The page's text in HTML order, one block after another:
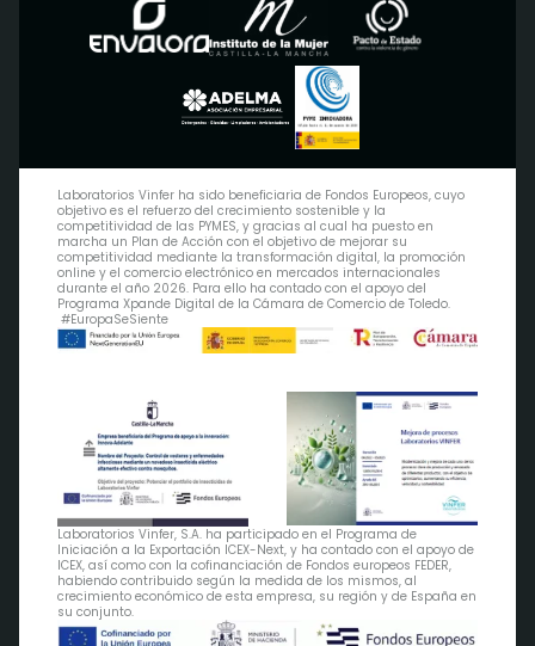
Laboratorios Vinfer ha sido beneficiaria de Fondos Europeos, cuyo
objetivo es el refuerzo del crecimiento sostenible y la
competitividad de las PYMES, y gracias al cual ha puesto en
marcha un Plan de Acción con el objetivo de mejorar su
competitividad mediante la transformación digital, la promoción
online y el comercio electrónico en mercados internacionales
durante el año 2026. Para ello ha contado con el apoyo del
Programa Xpande Digital de la Cámara de Comercio de Toledo.
#EuropaSeSiente
Laboratorios Vinfer, S.A. ha participado en el Programa de
Iniciación a la Exportación ICEX-Next, y ha contado con el apoyo de
ICEX, así como con la cofinanciación de Fondos europeos FEDER,
habiendo contribuido según la medida de los mismos, al
crecimiento económico de esta empresa, su región y de España en
su conjunto.